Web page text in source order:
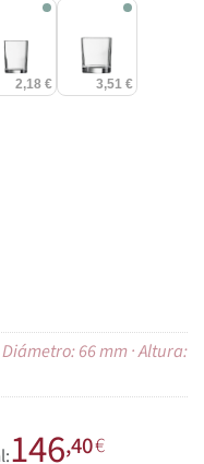
2,18 € 3,51 €
66 mm · Altura:
146,40€